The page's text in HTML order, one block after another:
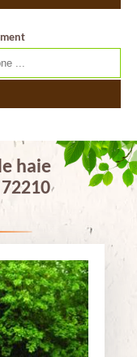
haie